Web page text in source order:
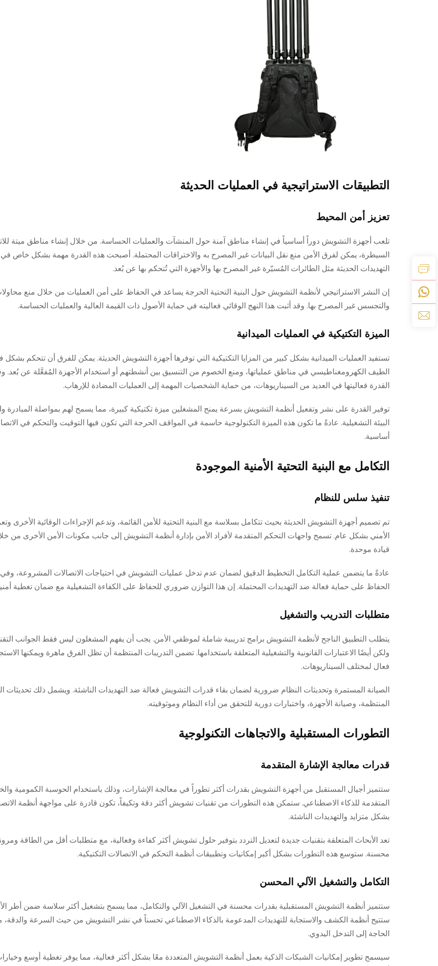
التطبيقات الاستراتيجية في العمليات الحديثة
تعزيز أمن المحيط
تلعب أجهزة التشويش دوراً أساسياً في إنشاء مناطق آمنة حول المنشآت والعمليات الحساسة. من خلال إنشاء مناطق ميتة
السيطرة، يمكن لفرق الأمن منع نقل البيانات غير المصرح به والاختراقات المحتملة. أصبحت هذه القدرة مهمة بشكل خاص في
التهديدات الحديثة مثل الطائرات المُسيّرة غير المصرح بها والأجهزة التي تُتحكم بها عن بُعد.
إن النشر الاستراتيجي لأنظمة التشويش حول البنية التحتية الحرجة يساعد في الحفاظ على أمن العمليات من خلال منع
والتجسس غير المصرح بها. وقد أثبت هذا النهج الوقائي فعاليته في حماية الأصول ذات القيمة العالية والعمليات الحساسة.
الميزة التكتيكية في العمليات الميدانية
تستفيد العمليات الميدانية بشكل كبير من المزايا التكتيكية التي توفرها أجهزة التشويش الحديثة. يمكن للفرق أن تتحكم
الطيف الكهرومغناطيسي في مناطق عملياتها، ومنع الخصوم من التنسيق بين أنشطتهم أو استخدام الأجهزة المُفعَّلة عن بُعد.
القدرة فعاليتها في العديد من السيناريوهات، من حماية الشخصيات المهمة إلى العمليات المضادة للإرهاب.
توفير القدرة على نشر وتفعيل أنظمة التشويش بسرعة يمنح المشغلين ميزة تكتيكية كبيرة، مما يسمح لهم بمواصلة المبادرة
البيئة التشغيلية. عادةً ما تكون هذه الميزة التكنولوجية حاسمة في المواقف الحرجة التي تكون فيها التوقيت والتحكم في
أساسية.
التكامل مع البنية التحتية الأمنية الموجودة
تنفيذ سلس للنظام
تم تصميم أجهزة التشويش الحديثة بحيث تتكامل بسلاسة مع البنية التحتية للأمن القائمة، وتدعم الإجراءات الوقائية الأخرى
الأمني بشكل عام. تسمح واجهات التحكم المتقدمة لأفراد الأمن بإدارة أنظمة التشويش إلى جانب مكونات الأمن الأخرى من
قيادة موحدة.
عادةً ما يتضمن عملية التكامل التخطيط الدقيق لضمان عدم تدخل عمليات التشويش في احتياجات الاتصالات المشروعة،
الحفاظ على حماية فعالة ضد التهديدات المحتملة. إن هذا التوازن ضروري للحفاظ على الكفاءة التشغيلية مع ضمان تغطية
متطلبات التدريب والتشغيل
يتطلب التطبيق الناجح لأنظمة التشويش برامج تدريبية شاملة لموظفي الأمن. يجب أن يفهم المشغلون ليس فقط الجوانب
ولكن أيضًا الاعتبارات القانونية والتشغيلية المتعلقة باستخدامها. تضمن التدريبات المنتظمة أن تظل الفرق ماهرة ويمكنها
فعال لمختلف السيناريوهات.
الصيانة المستمرة وتحديثات النظام ضرورية لضمان بقاء قدرات التشويش فعالة ضد التهديدات الناشئة. ويشمل ذلك تحديثات
المنتظمة، وصيانة الأجهزة، واختبارات دورية للتحقق من أداء النظام وموثوقيته.
التطورات المستقبلية والاتجاهات التكنولوجية
قدرات معالجة الإشارة المتقدمة
ستتميز أجيال المستقبل من أجهزة التشويش بقدرات أكثر تطوراً في معالجة الإشارات، وذلك باستخدام الحوسبة الكمومية
المتقدمة للذكاء الاصطناعي. ستمكن هذه التطورات من تقنيات تشويش أكثر دقة وتكيفاً، تكون قادرة على مواجهة أنظمة
بشكل متزايد والتهديدات الناشئة.
تعد الأبحاث المتعلقة بتقنيات جديدة لتعديل التردد بتوفير حلول تشويش أكثر كفاءة وفعالية، مع متطلبات أقل من الطاقة
محسنة. ستوسع هذه التطورات بشكل أكبر إمكانيات وتطبيقات أنظمة التحكم في الاتصالات التكتيكية.
التكامل والتشغيل الآلي المحسن
ستتميز أنظمة التشويش المستقبلية بقدرات محسنة في التشغيل الآلي والتكامل، مما يسمح بتشغيل أكثر سلاسة ضمن أطر
ستتيح أنظمة الكشف والاستجابة للتهديدات المدعومة بالذكاء الاصطناعي تحسناً في نشر التشويش من حيث السرعة والدقة،
الحاجة إلى التدخل اليدوي.
سيسمح تطوير إمكانيات الشبكات الذكية بعمل أنظمة التشويش المتعددة معًا بشكل أكثر فعالية، مما يوفر تغطية أوسع